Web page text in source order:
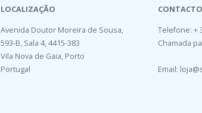
LOCALIZAÇÃO
Avenida Doutor Moreira de Sousa,
593-B, Sala 4, 4415-383
Vila Nova de Gaia, Porto
Portugal
Telefone: +
Chamada
Email: